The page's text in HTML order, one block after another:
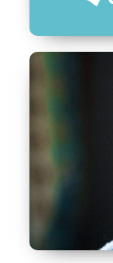
Brain
Mental